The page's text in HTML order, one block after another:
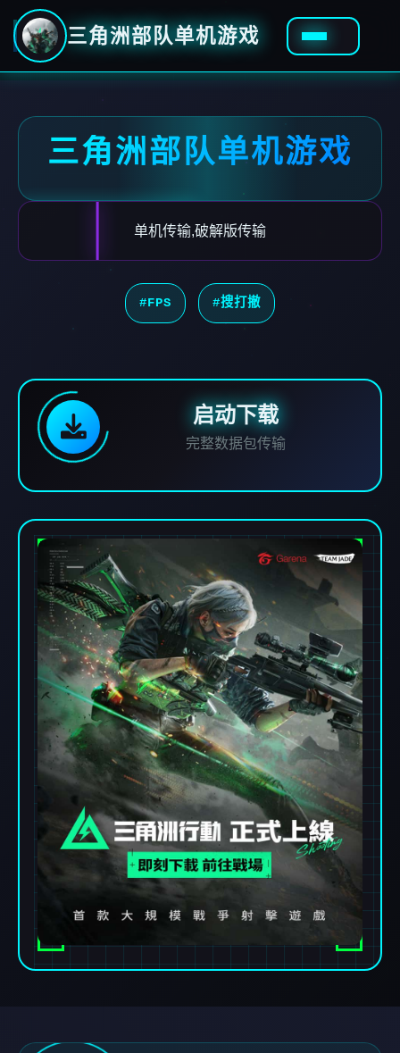
三角洲部队单机游戏
三角洲部队单机游戏
单机传输,破解版传输
#FPS #搜打撤
启动下载
完整数据包传输